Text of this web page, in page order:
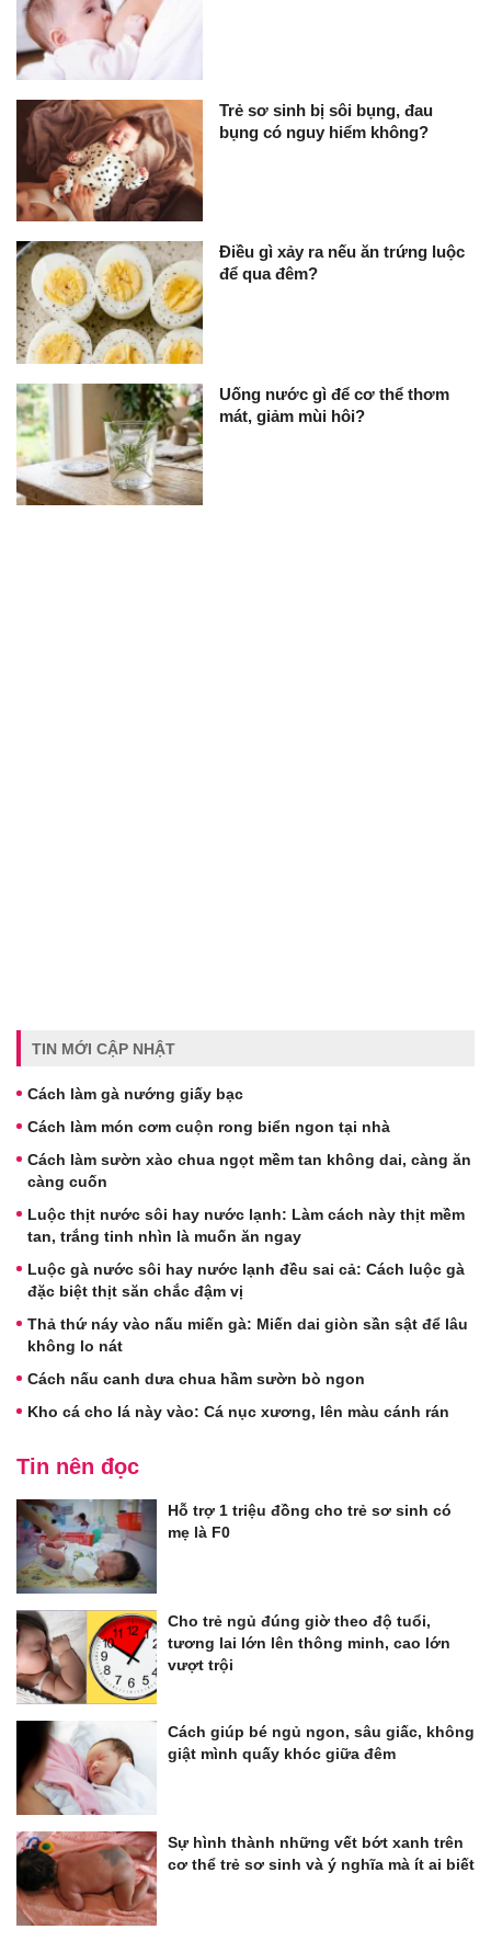
Trẻ sơ sinh bị sôi bụng, đau
bụng có nguy hiểm không?
Điều gì xảy ra nếu ăn trứng luộc
để qua đêm?
Uống nước gì để cơ thể thơm
mát, giảm mùi hôi?
TIN MỚI CẬP NHẬT
Cách làm gà nướng giấy bạc
Cách làm món cơm cuộn rong biển ngon tại nhà
Cách làm sườn xào chua ngọt mềm tan không dai, càng ăn
càng cuốn
Luộc thịt nước sôi hay nước lạnh: Làm cách này thịt mềm
tan, trắng tinh nhìn là muốn ăn ngay
Luộc gà nước sôi hay nước lạnh đều sai cả: Cách luộc gà
đặc biệt thịt săn chắc đậm vị
Thả thứ náy vào nấu miến gà: Miến dai giòn sần sật để lâu
không lo nát
Cách nấu canh dưa chua hầm sườn bò ngon
Kho cá cho lá này vào: Cá nục xương, lên màu cánh rán
Tin nên đọc
Hỗ trợ 1 triệu đồng cho trẻ sơ sinh có
mẹ là F0
Cho trẻ ngủ đúng giờ theo độ tuổi,
tương lai lớn lên thông minh, cao lớn
vượt trội
Cách giúp bé ngủ ngon, sâu giấc, không
giật mình quấy khóc giữa đêm
Sự hình thành những vết bớt xanh trên
cơ thể trẻ sơ sinh và ý nghĩa mà ít ai biết